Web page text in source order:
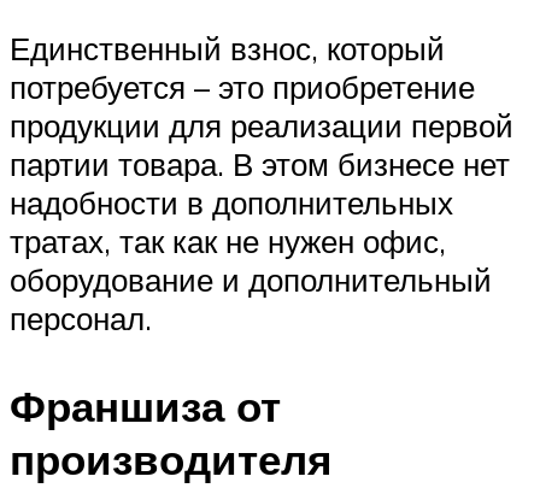
Единственный взнос, который
потребуется – это приобретение
продукции для реализации первой
партии товара. В этом бизнесе нет
надобности в дополнительных
тратах, так как не нужен офис,
оборудование и дополнительный
персонал.
Франшиза от
производителя